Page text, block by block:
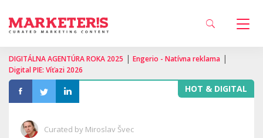
DIGITÁLNA AGENTÚRA ROKA 2025 | Engerio - Natívna reklama |
Digital PIE: Víťazi 2026
HOT & DIGITAL
Curated by Miroslav Švec